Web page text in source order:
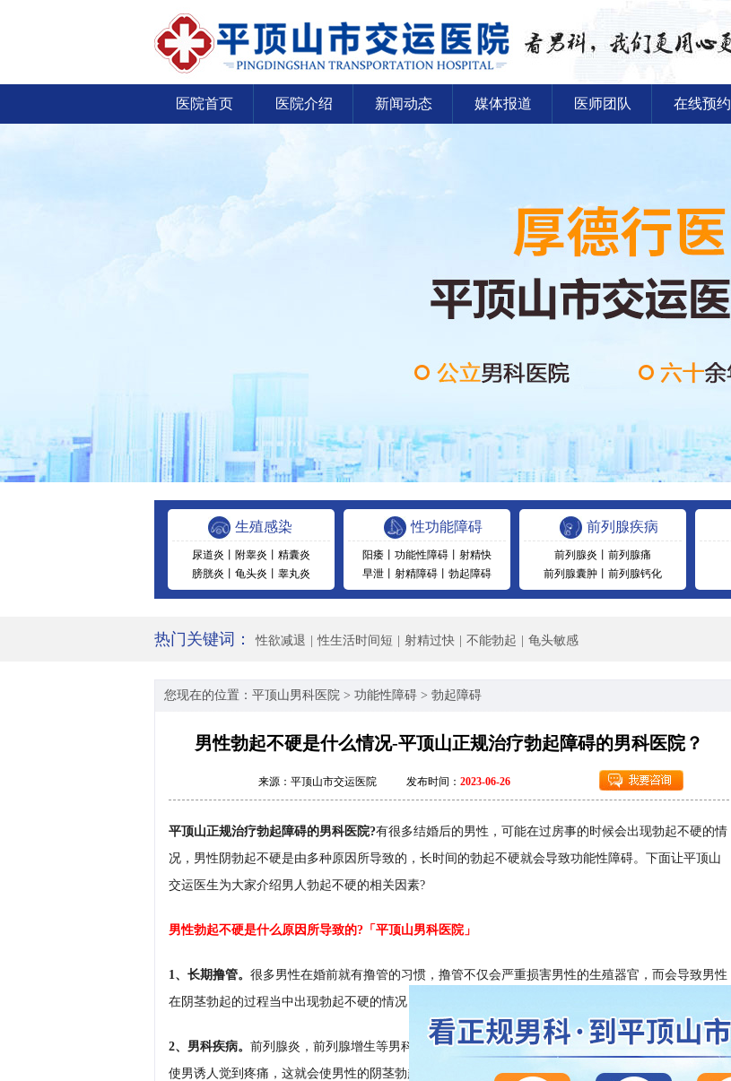
医院首页 医院介绍 新闻动态 媒体报道 医师团队 在线预约
生殖感染
尿道炎 附睾炎
精囊炎
膀胱炎
龟头炎 睾丸炎
性功能障碍
阳痿 功能性障碍
射精快
早泄
射精障碍 勃起障碍
前列腺疾病
前列腺炎
前列腺痛
前列腺囊肿
前列腺钙化
热门关键词： 性欲减退 性生活时间短 射精过快 不能勃起 龟头敏感
您现在的位置： 平顶山男科医院 > 功能性障碍 > 勃起障碍
男性勃起不硬是什么情况-平顶山正规治疗勃起障碍的男科医院？
来源： 平顶山市交运医院 发布时间： 2023-06-26
平顶山正规治疗勃起障碍的男科医院?有很多结婚后的男性，可能在过房事的时候会出现勃起不硬的情
况，男性阴勃起不硬是由多种原因所导致的，长时间的勃起不硬就会导致功能性障碍。下面让平顶山
交运医生为大家介绍男人勃起不硬的相关因素?
男性勃起不硬是什么原因所导致的?「平顶山男科医院」
1、长期撸管。 很多男性在婚前就有撸管的习惯，撸管不仅会严重损害男性的生殖器官，而会导致男性
在阴茎勃起的过程当中出现勃起不硬的情况，所以有撸管习惯的男性要戒除撸管。
2、男科疾病。 前列腺炎，前列腺增生等男科疾病，会使男性阴茎在勃起的过程当中出现充血，而且会
使男诱人觉到疼痛，这就会使男性的阴茎勃起不硬的情况。男科疾病所导致的阴茎勃起不硬，应当首